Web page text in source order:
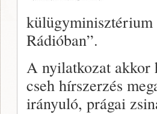
külügyminisztérium
Rádióban”.
A nyilatkozat akkor
cseh hírszerzés
irányuló, prágai